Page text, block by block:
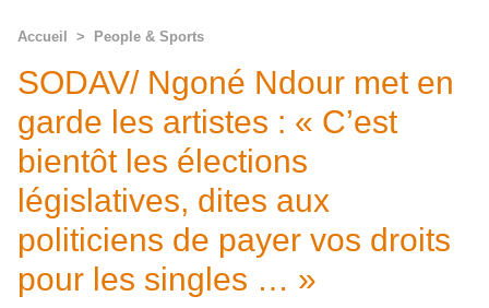
Accueil > People & Sports
SODAV/ Ngoné Ndour met en
garde les artistes : « C’est
bientôt les élections
législatives, dites aux
politiciens de payer vos droits
pour les singles … »